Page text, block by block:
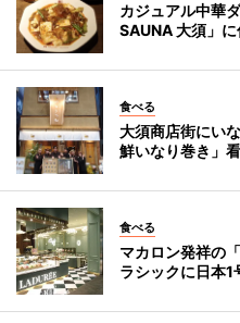
カジュアル中華
SAUNA 大須」
食べる
大須商店街にい
鮮いなり巻き」
食べる
マカロン発祥の
ラシックに日本1